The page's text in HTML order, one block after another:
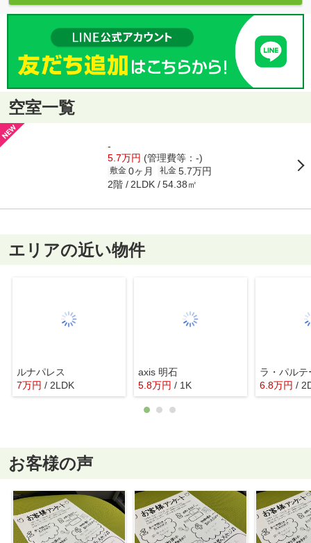
空室一覧
-
5.7万円 (管理費等：-)
敷金 0ヶ月 礼金 5.7万円
2階 2LDK 54.38㎡
エリアの近い物件
ルナパレス
7万円 / 2LDK
axis 明石
5.8万円 / 1K
ラ・パル
6.8万円 /
お客様の声